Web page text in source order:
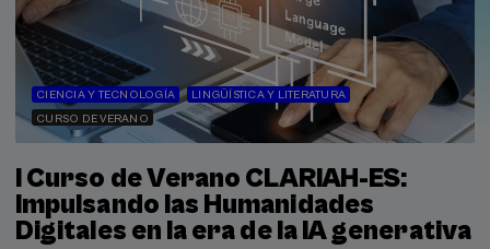
CIENCIA Y TECNOLOGÍA
LINGÜÍSTICA Y LITERATURA
CURSO DE VERANO
I Curso de Verano CLARIAH-ES:
Impulsando las Humanidades
Digitales en la era de la IA generativa